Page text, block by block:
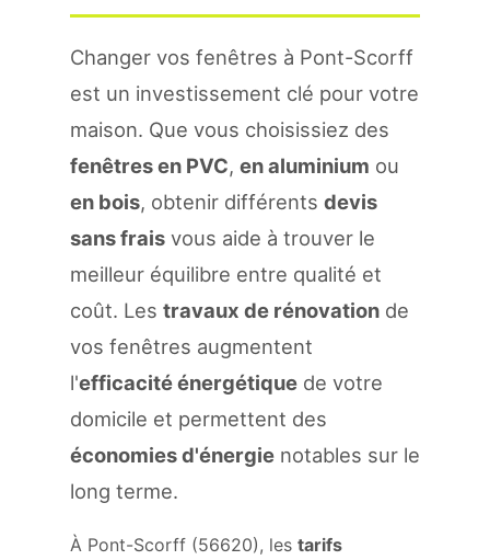
Changer vos fenêtres à Pont-Scorff
est un investissement clé pour votre
maison. Que vous choisissiez des
fenêtres en PVC, en aluminium ou
en bois, obtenir différents devis
sans frais vous aide à trouver le
meilleur équilibre entre qualité et
coût. Les travaux de rénovation de
vos fenêtres augmentent
l'efficacité énergétique de votre
domicile et permettent des
économies d'énergie notables sur le
long terme.
À Pont-Scorff (56620), les tarifs